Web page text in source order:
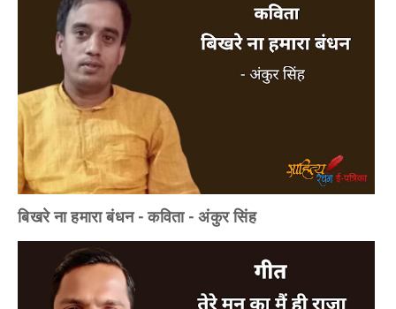
बिखरे ना हमारा बंधन - कविता - अंकुर सिंह